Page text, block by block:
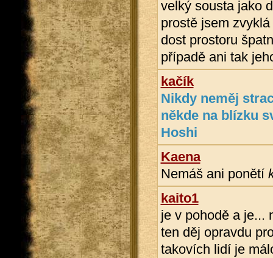
velký sousta jako
prostě jsem
dost prostoru
případě ani tak
kačík
Nikdy neměj
někde na blízku
Hoshi
Kaena
Nemáš ani ponětí
kaito1
je v pohodě a je...
ten děj opravdu
takovích lidí je